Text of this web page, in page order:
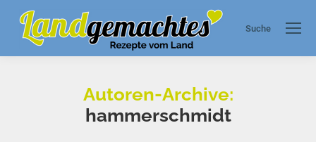
Search:
Suche
Autoren-Archive:
hammerschmidt